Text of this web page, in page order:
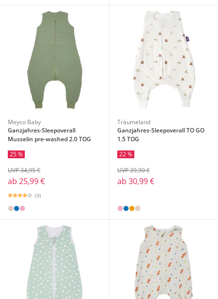
Meyco Baby
Ganzjahres-Sleepoverall
Musselin pre-washed 2.0 TOG
25 %
ab 25,99 €
UVP 34,95 €
(3)
Träumeland
Ganzjahres-Sleepoverall TO GO
1.5 TOG
22 %
ab 30,99 €
UVP 39,90 €